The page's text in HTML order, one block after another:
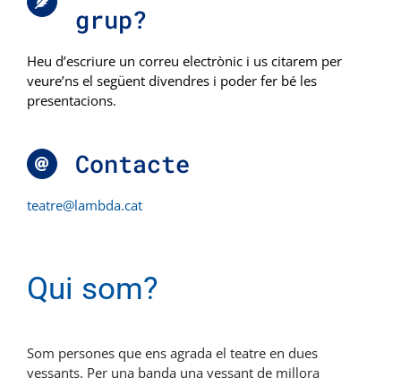
grup?
Heu d’escriure un correu electrònic i us citarem per
veure’ns el següent divendres i poder fer bé les
presentacions.
Contacte
teatre@lambda.cat
Qui som?
Som persones que ens agrada el teatre en dues
vessants. Per una banda una vessant de millora